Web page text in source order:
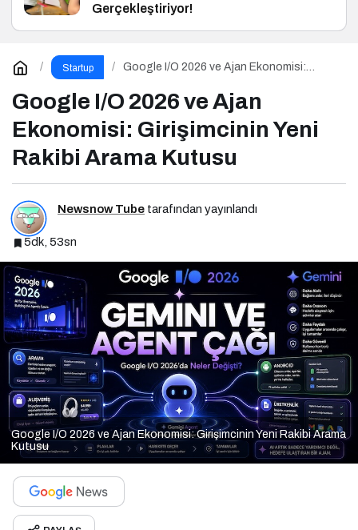
Gerçekleştiriyor!
Startup
Google I/O 2026 ve Ajan Ekonomisi:
Google I/O 2026 ve Ajan
Ekonomisi: Girişimcinin Yeni
Rakibi Arama Kutusu
Newsnow Tube tarafından yayınlandı
5dk, 53sn
Google I/O 2026 ve Ajan Ekonomisi: Girişimcinin Yeni Rakibi Arama
Kutusu